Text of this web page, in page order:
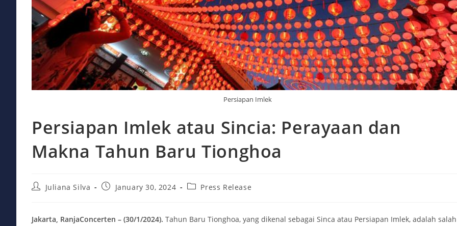
Persiapan Imlek
Persiapan Imlek atau Sincia: Perayaan dan
Makna Tahun Baru Tionghoa
PostJuliana Silva
PostJanuary 30, 2024
PostPress Release
Jakarta, RanjaConcerten – (30/1/2024). Tahun Baru Tionghoa, yang dikenal sebagai Sinca atau Persiapan Imlek, adalah salah